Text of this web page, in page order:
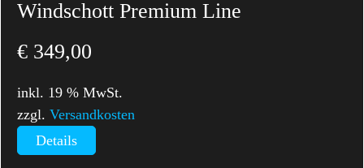
Windschott Premium Line
€ 349,00
inkl. 19 % MwSt.
zzgl.Versandkosten
Details